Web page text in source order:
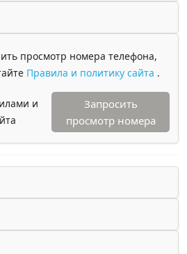
просмотр номера телефона,
Правила и политику сайта .
и
Запросить
просмотр номера